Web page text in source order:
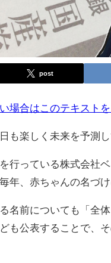
post
場合はこのテキストを
も楽しく未来を予測し
行っている株式会社
年、赤ちゃんの名づ
名前についても「全
も公表することで、